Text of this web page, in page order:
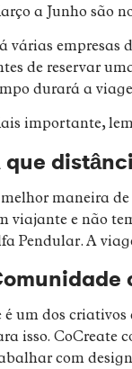
a Junho são
várias empresas
de reservar
durará a
importante,
que
maneira de
viajante e não
Pendular. A
é um dos
isso. CoCreate
com